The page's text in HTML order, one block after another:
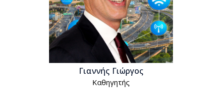
Γιαννής Γιώργος
Kαθηγητής